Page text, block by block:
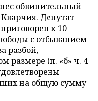
обвинительный
Депутат
к 10
с отбыванием
разбой,
размере (п. «б» ч. 4
на общую сумму